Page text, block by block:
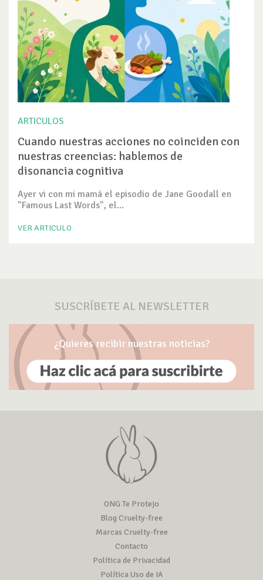
ARTICULOS
Cuando nuestras acciones no coinciden con
nuestras creencias: hablemos de
disonancia cognitiva
Ayer vi con mi mamá el episodio de Jane Goodall en
"Famous Last Words", el...
VER ARTICULO
SUSCRÍBETE AL NEWSLETTER
¿Quieres recibir nuestras noticias?
ONG Te Protejo
Blog Cruelty-free
Marcas Cruelty-free
Contacto
Política de Privacidad
Política Uso de IA